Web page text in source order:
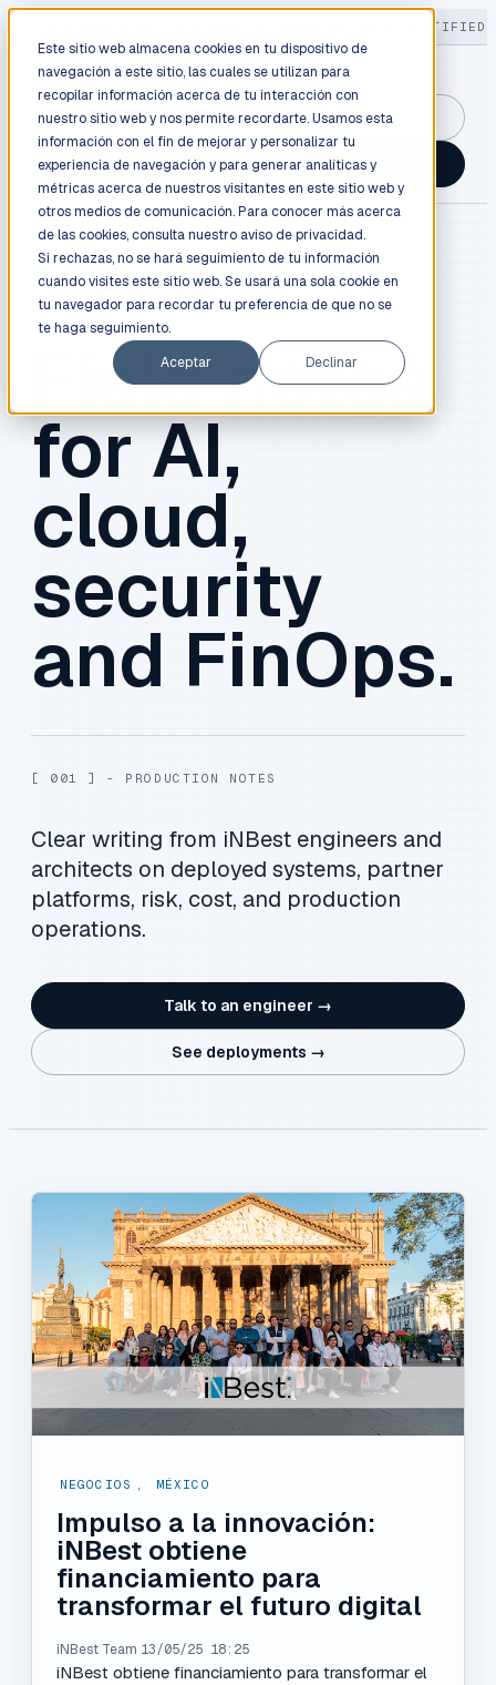
Este sitio web almacena cookies en tu dispositivo de
navegación a este sitio, las cuales se utilizan para
recopilar información acerca de tu interacción con
nuestro sitio web y nos permite recordarte. Usamos esta
información con el fin de mejorar y personalizar tu
experiencia de navegación y para generar analíticas y
métricas acerca de nuestros visitantes en este sitio web y
otros medios de comunicación. Para conocer más acerca
de las cookies, consulta nuestro aviso de privacidad.
Si rechazas, no se hará seguimiento de tu información
cuando visites este sitio web. Se usará una sola cookie en
tu navegador para recordar tu preferencia de que no se
te haga seguimiento.
Aceptar
Declinar
130+ CERTIFIED
GuidancePlex →
Talk to an engineer →
Field notes
for AI,
cloud,
security
and FinOps.
[ 001 ] - PRODUCTION NOTES
Clear writing from iNBest engineers and
architects on deployed systems, partner
platforms, risk, cost, and production
operations.
Talk to an engineer →
See deployments →
NEGOCIOS , MÉXICO
Impulso a la innovación:
iNBest obtiene
financiamiento para
transformar el futuro digital
iNBest Team 13/05/25 18:25
iNBest obtiene financiamiento para transformar el